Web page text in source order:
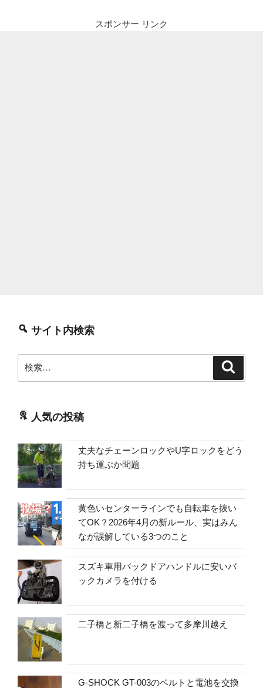
スポンサー リンク
サイト内検索
索:
人気の投稿
丈夫なチェーンロックやU字ロックをどう
持ち運ぶか問題
黄色いセンターラインでも自転車を抜い
てOK？2026年4月の新ルール、実はみん
なが誤解している3つのこと
スズキ車用バックドアハンドルに安いバ
ックカメラを付ける
二子橋と新二子橋を渡って多摩川越え
G-SHOCK GT-003のベルトと電池を交換